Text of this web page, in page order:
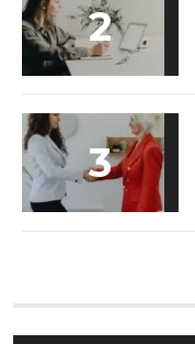
2
3